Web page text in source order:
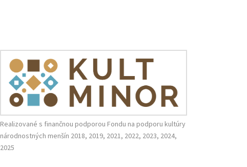
Realizované s finančnou podporou Fondu na podporu kultúry
národnostných menšín 2018, 2019, 2021, 2022, 2023, 2024,
2025